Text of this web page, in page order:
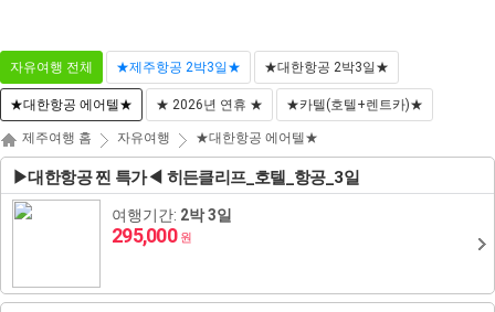
이
페
이
지
의
찜
뉴
기
해외패키지 해외항공+호텔 해외호텔 해외항공
동남아/대만/서남아 태국
방콕/파타야
말레이시아
일본 도쿄
괌
영국
하와이/이웃섬
홍콩
자유여행 전체 ★제주항공 2박3일★ ★대한항공 2박3일★
★대한항공 에어텔★ ★ 2026년 연휴 ★ ★카텔(호텔+렌트카)★
제주여행 홈 자유여행 ★대한항공 에어텔★
▶대한항공 찐 특가◀ 히든클리프_호텔_항공_3일
여행기간: 2박 3일
295,000 원